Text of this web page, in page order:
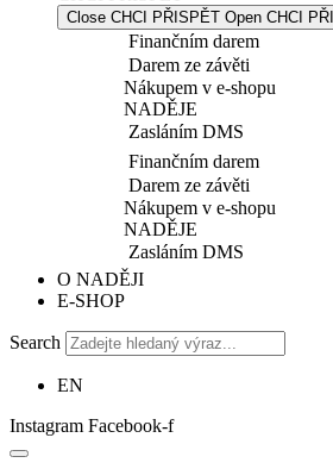
Close CHCI PŘISPĚT Open CHCI
Finančním darem
Darem ze závěti
Nákupem v e-shopu
NADĚJE
Zasláním DMS
Finančním darem
Darem ze závěti
Nákupem v e-shopu
NADĚJE
Zasláním DMS
O NADĚJI
E-SHOP
Search
EN
Instagram Facebook-f